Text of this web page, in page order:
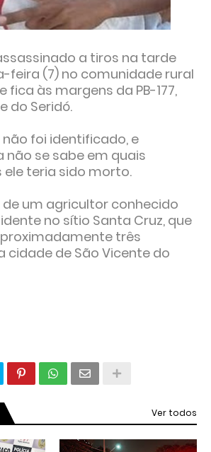
a tiros na tarde
feira (7) no comunidade rural
fica às margens da PB-177,
do Seridó.
foi identificado, e
se sabe em quais
teria sido morto.
de um agricultor conhecido
no sítio Santa Cruz, que
três
cidade de São Vicente do
Ver todos